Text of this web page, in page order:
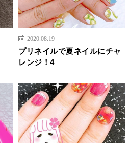
2020.08.19
プリネイルで夏ネイルにチャ
レンジ！4